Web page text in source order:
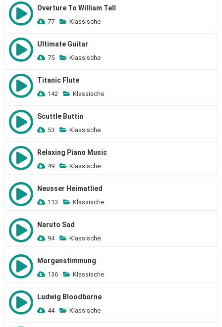
Overture To William Tell
77 Klassische
Ultimate Guitar
75 Klassische
Titanic Flute
142 Klassische
Scuttle Buttin
53 Klassische
Relaxing Piano Music
49 Klassische
Neusser Heimatlied
113 Klassische
Naruto Sad
94 Klassische
Morgenstimmung
136 Klassische
Ludwig Bloodborne
44 Klassische